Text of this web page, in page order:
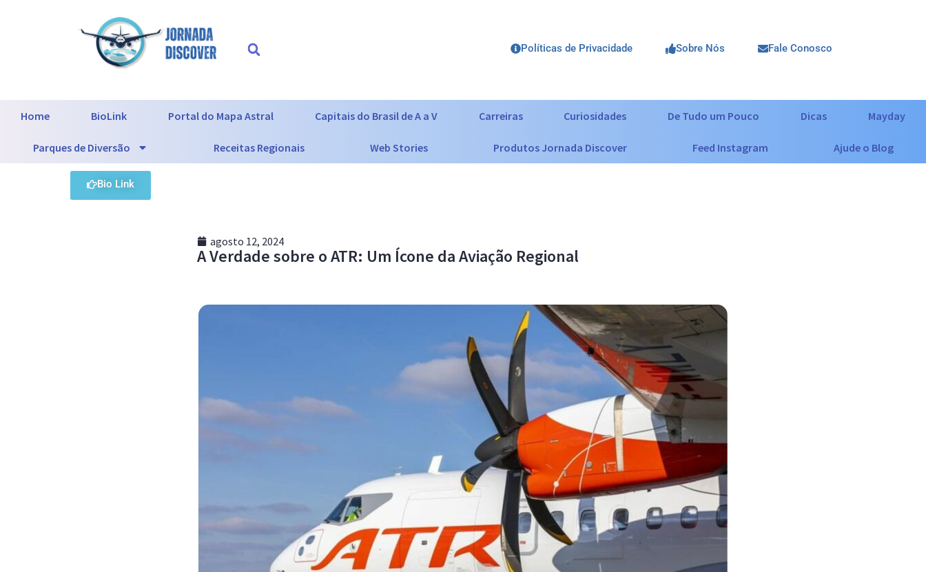
Políticas de Privacidade Sobre Nós Fale Conosco
Home BioLink Portal do Mapa Astral Capitais do Brasil de A a V Carreiras Curiosidades De Tudo um Pouco Dicas Mayday
Parques de Diversão Receitas Regionais Web Stories Produtos Jornada Discover Feed Instagram Ajude o Blog
Bio Link
agosto 12, 2024
A Verdade sobre o ATR: Um Ícone da Aviação Regional